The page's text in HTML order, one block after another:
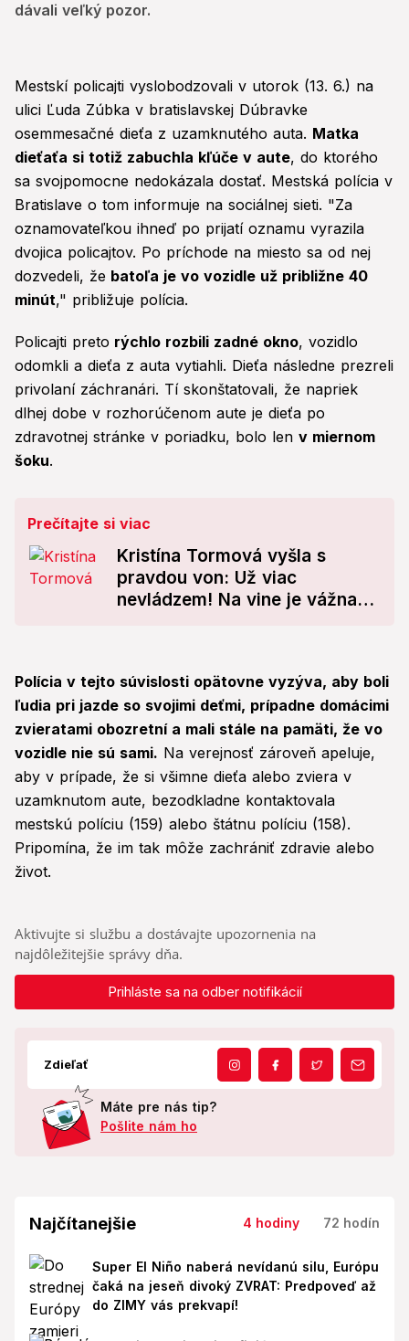
dávali veľký pozor.
Mestskí policajti vyslobodzovali v utorok (13. 6.) na
ulici Ľuda Zúbka v bratislavskej Dúbravke
osemmesačné dieťa z uzamknutého auta. Matka
dieťaťa si totiž zabuchla kľúče v aute, do ktorého
sa svojpomocne nedokázala dostať. Mestská polícia v
Bratislave o tom informuje na sociálnej sieti. "Za
oznamovateľkou ihneď po prijatí oznamu vyrazila
dvojica policajtov. Po príchode na miesto sa od nej
dozvedeli, že batoľa je vo vozidle už približne 40
minút," približuje polícia.
Policajti preto rýchlo rozbili zadné okno, vozidlo
odomkli a dieťa z auta vytiahli. Dieťa následne prezreli
privolaní záchranári. Tí skonštatovali, že napriek
dlhej dobe v rozhorúčenom aute je dieťa po
zdravotnej stránke v poriadku, bolo len v miernom
šoku.
Prečítajte si viac
Kristína Tormová vyšla s
pravdou von: Už viac
nevládzem! Na vine je vážna
Polícia v tejto súvislosti opätovne vyzýva, aby boli
ľudia pri jazde so svojimi deťmi, prípadne domácimi
zvieratami obozretní a mali stále na pamäti, že vo
vozidle nie sú sami. Na verejnosť zároveň apeluje,
aby v prípade, že si všimne dieťa alebo zviera v
uzamknutom aute, bezodkladne kontaktovala
mestskú políciu (159) alebo štátnu políciu (158).
Pripomína, že im tak môže zachrániť zdravie alebo
život.
Aktivujte si službu a dostávajte upozornenia na
najdôležitejšie správy dňa.
Prihláste sa na odber notifikácií
Zdieľať
Máte pre nás tip?
Pošlite nám ho
Najčítanejšie 4 hodiny 72 hodín
Super El Niño naberá nevídanú silu, Európu
čaká na jeseň divoký ZVRAT: Predpoveď až
do ZIMY vás prekvapí!